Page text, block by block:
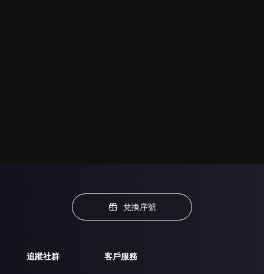
兌換序號
追蹤社群 客戶服務